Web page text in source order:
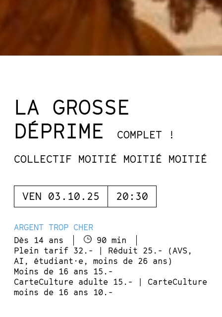
LA GROSSE
DÉPRIME
COMPLET !
COLLECTIF MOITIÉ MOITIÉ MOITIÉ
VEN 03.10.25 20:30
ARGENT TROP CHER
Dès 14 ans
90 min
Plein tarif 32.- | Réduit 25.- (AVS,
AI, étudiant·e, moins de 26 ans)
Moins de 16 ans 15.-
CarteCulture adulte 15.- | CarteCulture
moins de 16 ans 10.-